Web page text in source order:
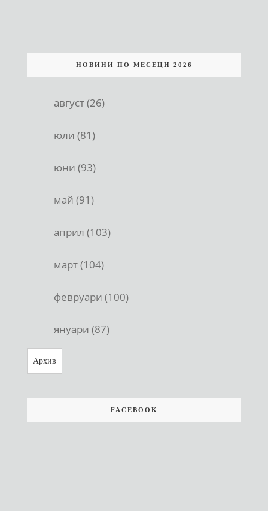
НОВИНИ ПО МЕСЕЦИ 2026
август (26)
юли (81)
юни (93)
май (91)
април (103)
март (104)
февруари (100)
януари (87)
Архив
FACEBOOK